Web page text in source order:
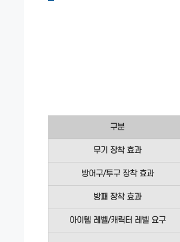
구분
무기 장착 효과
방어구/투구 장착 효과
방패 장착 효과
아이템 레벨/캐릭터 레벨 요구